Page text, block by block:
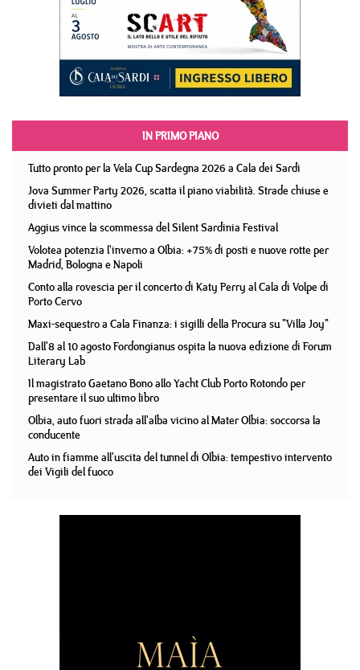
IN PRIMO PIANO
Tutto pronto per la Vela Cup Sardegna 2026 a Cala dei Sardi
Jova Summer Party 2026, scatta il piano viabilità. Strade chiuse e
divieti dal mattino
Aggius vince la scommessa del Silent Sardinia Festival
Volotea potenzia l'inverno a Olbia: +75% di posti e nuove rotte per
Madrid, Bologna e Napoli
Conto alla rovescia per il concerto di Katy Perry al Cala di Volpe di
Porto Cervo
Maxi-sequestro a Cala Finanza: i sigilli della Procura su "Villa Joy"
Dall'8 al 10 agosto Fordongianus ospita la nuova edizione di Forum
Literary Lab
Il magistrato Gaetano Bono allo Yacht Club Porto Rotondo per
presentare il suo ultimo libro
Olbia, auto fuori strada all'alba vicino al Mater Olbia: soccorsa la
conducente
Auto in fiamme all'uscita del tunnel di Olbia: tempestivo intervento
dei Vigili del fuoco